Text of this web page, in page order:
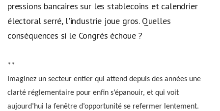
pressions bancaires sur les stablecoins et calendrier
électoral serré, l'industrie joue gros. Quelles
conséquences si le Congrès échoue ?
**
Imaginez un secteur entier qui attend depuis des années une
clarté réglementaire pour enfin s’épanouir, et qui voit
aujourd’hui la fenêtre d’opportunité se refermer lentement.